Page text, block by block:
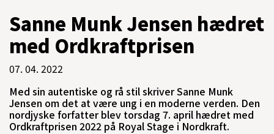
Sanne Munk Jensen hædret
med Ordkraftprisen
07. 04. 2022
Med sin autentiske og rå stil skriver Sanne Munk
Jensen om det at være ung i en moderne verden. Den
nordjyske forfatter blev torsdag 7. april hædret med
Ordkraftprisen 2022 på Royal Stage i Nordkraft.